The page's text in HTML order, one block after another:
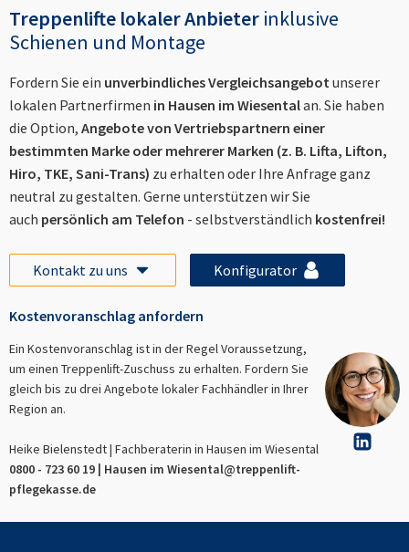
Treppenlifte lokaler Anbieter inklusive
Schienen und Montage
Fordern Sie ein unverbindliches Vergleichsangebotunserer
lokalen Partnerfirmen in Hausen im Wiesentalan. Sie haben
die Option, Angebote von Vertriebspartnern einer
bestimmten Marke oder mehrerer Marken (z. B. Lifta, Lifton,
Hiro, TKE, Sani-Trans) zu erhalten oder Ihre Anfrage ganz
neutral zu gestalten. Gerne unterstützen wir Sie
auch persönlich am Telefon - selbstverständlich kostenfrei!
Kontakt zu uns Konfigurator
Kostenvoranschlag anfordern
Ein Kostenvoranschlag ist in der Regel Voraussetzung,
um einen Treppenlift-Zuschuss zu erhalten. Fordern Sie
gleich bis zu drei Angebote lokaler Fachhändler in Ihrer
Region an.
Heike Bielenstedt | Fachberaterin in Hausen im Wiesental
0800 - 723 60 19 | Hausen im Wiesental@treppenlift-
pflegekasse.de